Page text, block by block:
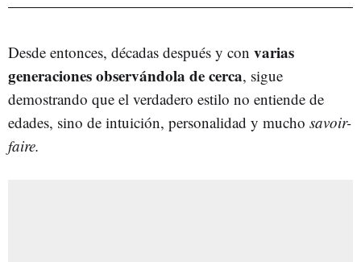
Desde entonces, décadas después y con varias
generaciones observándola de cerca, sigue
demostrando que el verdadero estilo no entiende de
edades, sino de intuición, personalidad y mucho savoir-
faire.